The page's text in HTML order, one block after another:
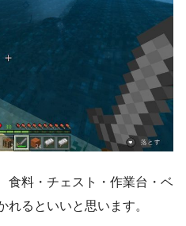
食料・チェスト・作業台・ベ
れるといいと思います。